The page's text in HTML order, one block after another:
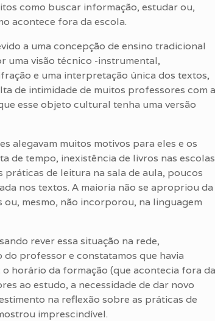
como buscar informação, estudar ou,
acontece fora da escola.
a uma concepção de ensino tradicional
uma visão técnico -instrumental,
e uma interpretação única dos textos,
de intimidade de muitos professores com a
esse objeto cultural tenha uma versão
alegavam muitos motivos para eles e os
de tempo, inexistência de livros nas
práticas de leitura na sala de aula, poucos
nos textos. A maioria não se apropriou da
mesmo, não incorporou, na linguagem
rever essa situação na rede,
professor e constatamos que havia
horário da formação (que acontecia fora da
ao estudo, a necessidade de dar novo
na reflexão sobre as práticas de
imprescindível.